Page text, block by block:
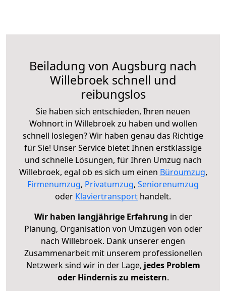
Beiladung von Augsburg nach
Willebroek schnell und
reibungslos
Sie haben sich entschieden, Ihren neuen
Wohnort in Willebroek zu haben und wollen
schnell loslegen? Wir haben genau das Richtige
für Sie! Unser Service bietet Ihnen erstklassige
und schnelle Lösungen, für Ihren Umzug nach
Willebroek, egal ob es sich um einen Büroumzug,
Firmenumzug, Privatumzug, Seniorenumzug
oder Klaviertransport handelt.
Wir haben langjährige Erfahrung in der
Planung, Organisation von Umzügen von oder
nach Willebroek. Dank unserer engen
Zusammenarbeit mit unserem professionellen
Netzwerk sind wir in der Lage, jedes Problem
oder Hindernis zu meistern.